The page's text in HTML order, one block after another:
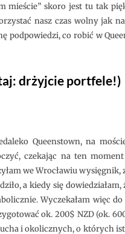
mieście” skoro jest tu tak
nasz czas wolny jak
podpowiedzi, co robić w
drżyjcie portfele!)
Queenstown, na
czekając na ten
we Wrocławiu
a kiedy się
Wyczekałam więc
ok. 200$ NZD (ok.
i okolicznych, o których